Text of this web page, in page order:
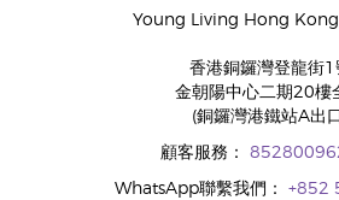
Young Living Hong
香港銅鑼灣登龍街1
金朝陽中心二期20樓
(銅鑼灣港鐵站A出
顧客服務：
WhatsApp聯繫我們： +852